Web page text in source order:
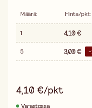
Määrä: Hinta/pkt:
1 4,10 €
5 3,00 € -
4,10 €/pkt
Varastossa